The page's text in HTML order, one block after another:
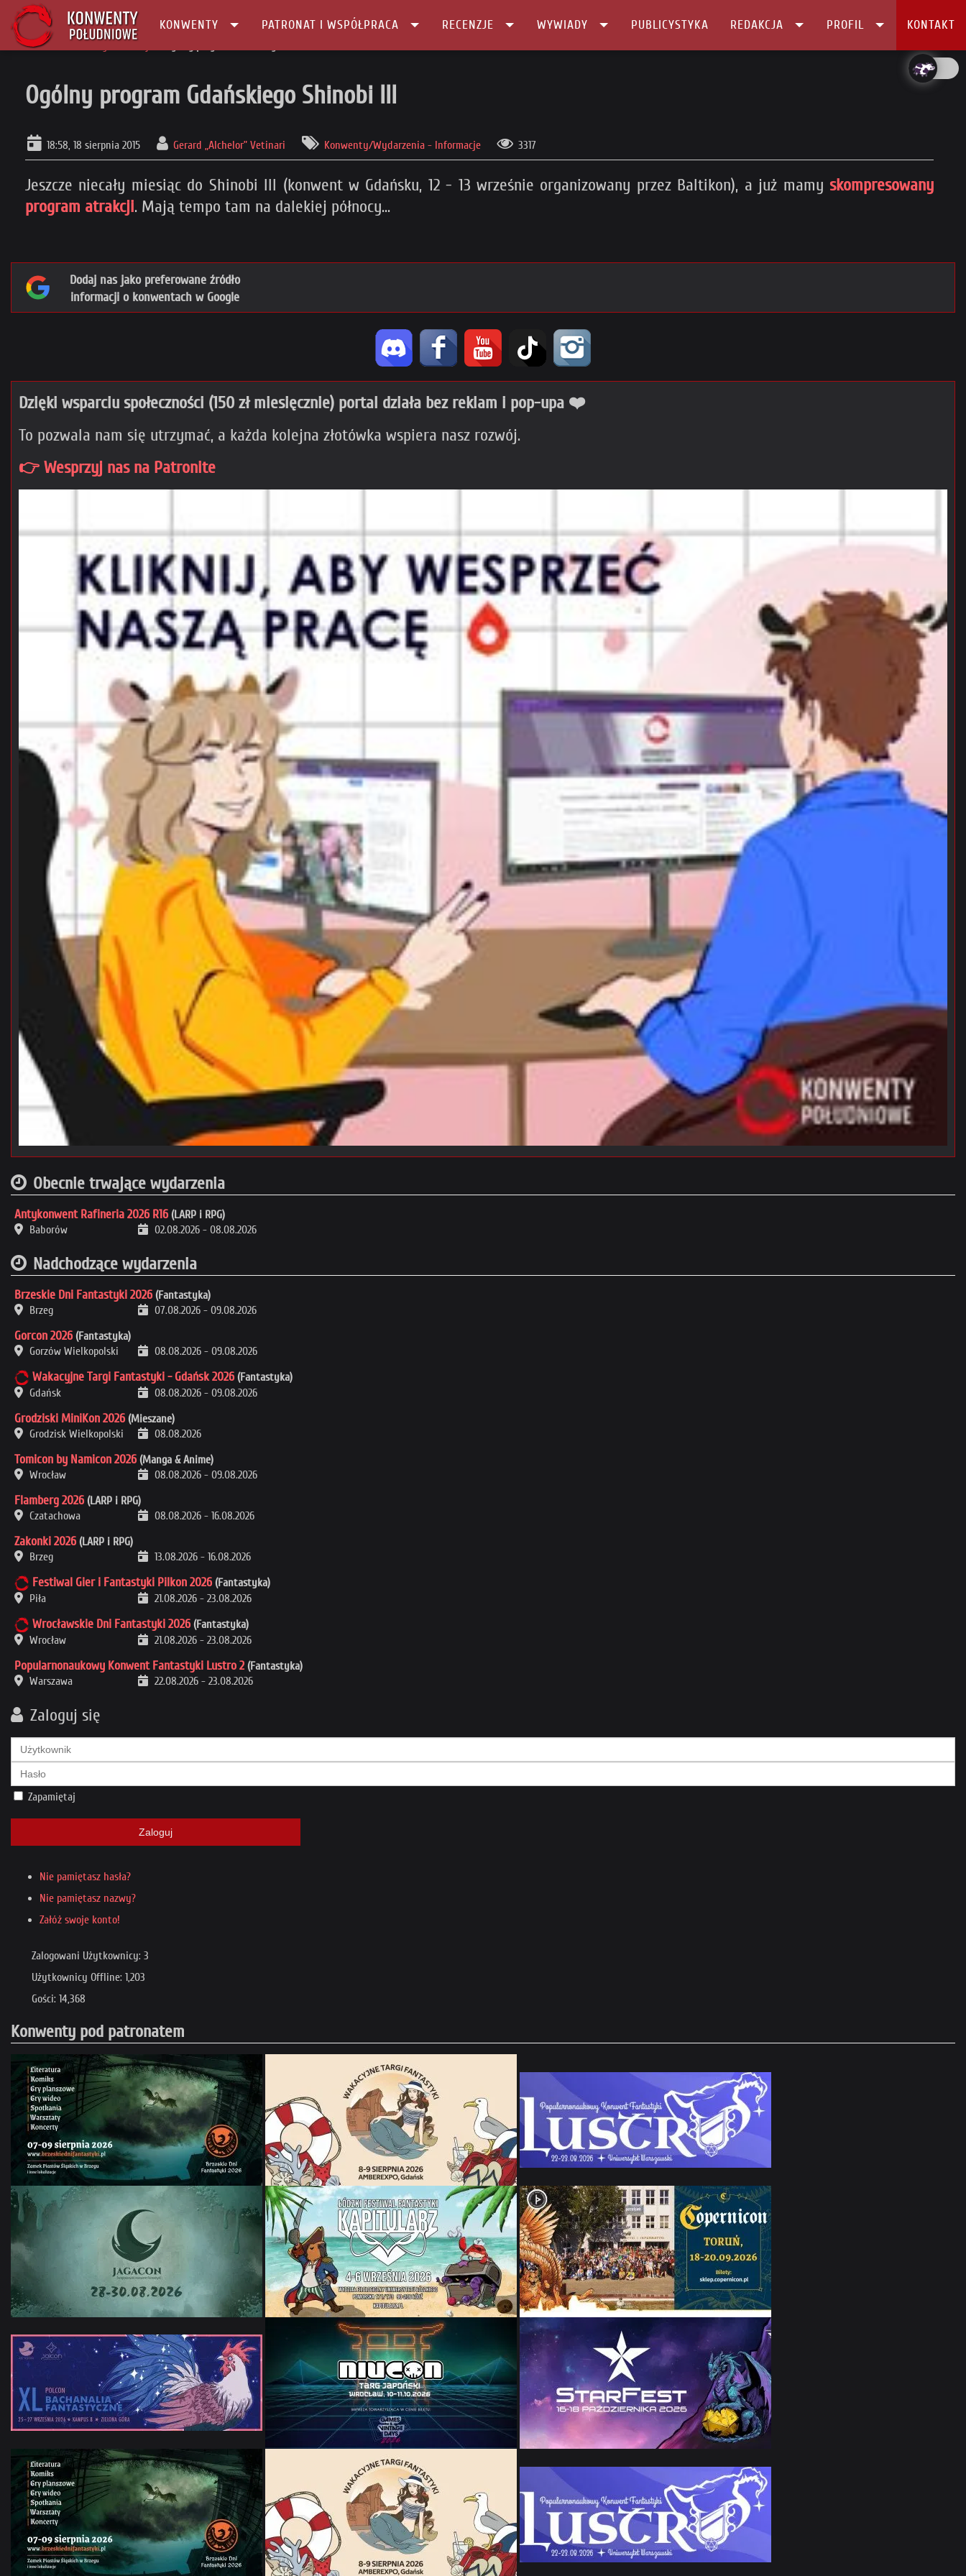
KONWENTY PATRONAT I WSPÓŁPRACA RECENZJE WYWIADY PUBLICYSTYKA REDAKCJA PROFIL KONTAKT
Główna
Ogólny program Gdańskiego Shinobi III
18:58, 18 sierpnia 2015 Gerard „Alchelor” Vetinari Konwenty/Wydarzenia - Informacje 3317
Jeszcze niecały miesiąc do Shinobi III (konwent w Gdańsku, 12 - 13 wrześnie organizowany przez Baltikon), a już mamy skompresowany
program atrakcji. Mają tempo tam na dalekiej północy...
Dodaj nas jako preferowane źródło
informacji o konwentach w Google
Dzięki wsparciu społeczności (150 zł miesięcznie) portal działa bez reklam i pop-upa ❤️
To pozwala nam się utrzymać, a każda kolejna złotówka wspiera nasz rozwój.
👉 Wesprzyj nas na Patronite
Obecnie trwające wydarzenia
Antykonwent Rafineria 2026 R16 (LARP i RPG)
Baborów
02.08.2026 - 08.08.2026
Nadchodzące wydarzenia
Brzeskie Dni Fantastyki 2026 (Fantastyka)
Brzeg
07.08.2026 - 09.08.2026
Gorcon 2026 (Fantastyka)
Gorzów Wielkopolski
08.08.2026 - 09.08.2026
Wakacyjne Targi Fantastyki - Gdańsk 2026 (Fantastyka)
Gdańsk
08.08.2026 - 09.08.2026
Grodziski MiniKon 2026 (Mieszane)
Grodzisk Wielkopolski
08.08.2026
Tomicon by Namicon 2026 (Manga & Anime)
Wrocław
08.08.2026 - 09.08.2026
Flamberg 2026 (LARP i RPG)
Czatachowa
08.08.2026 - 16.08.2026
Zakonki 2026 (LARP i RPG)
Brzeg
13.08.2026 - 16.08.2026
Festiwal Gier i Fantastyki Pilkon 2026 (Fantastyka)
Piła
21.08.2026 - 23.08.2026
Wrocławskie Dni Fantastyki 2026 (Fantastyka)
Wrocław
21.08.2026 - 23.08.2026
Popularnonaukowy Konwent Fantastyki Lustro 2 (Fantastyka)
Warszawa
22.08.2026 - 23.08.2026
Zaloguj się
Zapamiętaj
Zaloguj
Nie pamiętasz hasła?
Nie pamiętasz nazwy?
Załóż swoje konto!
Zalogowani Użytkownicy: 3
Użytkownicy Offline: 1,203
Gości: 14,368
Konwenty pod patronatem